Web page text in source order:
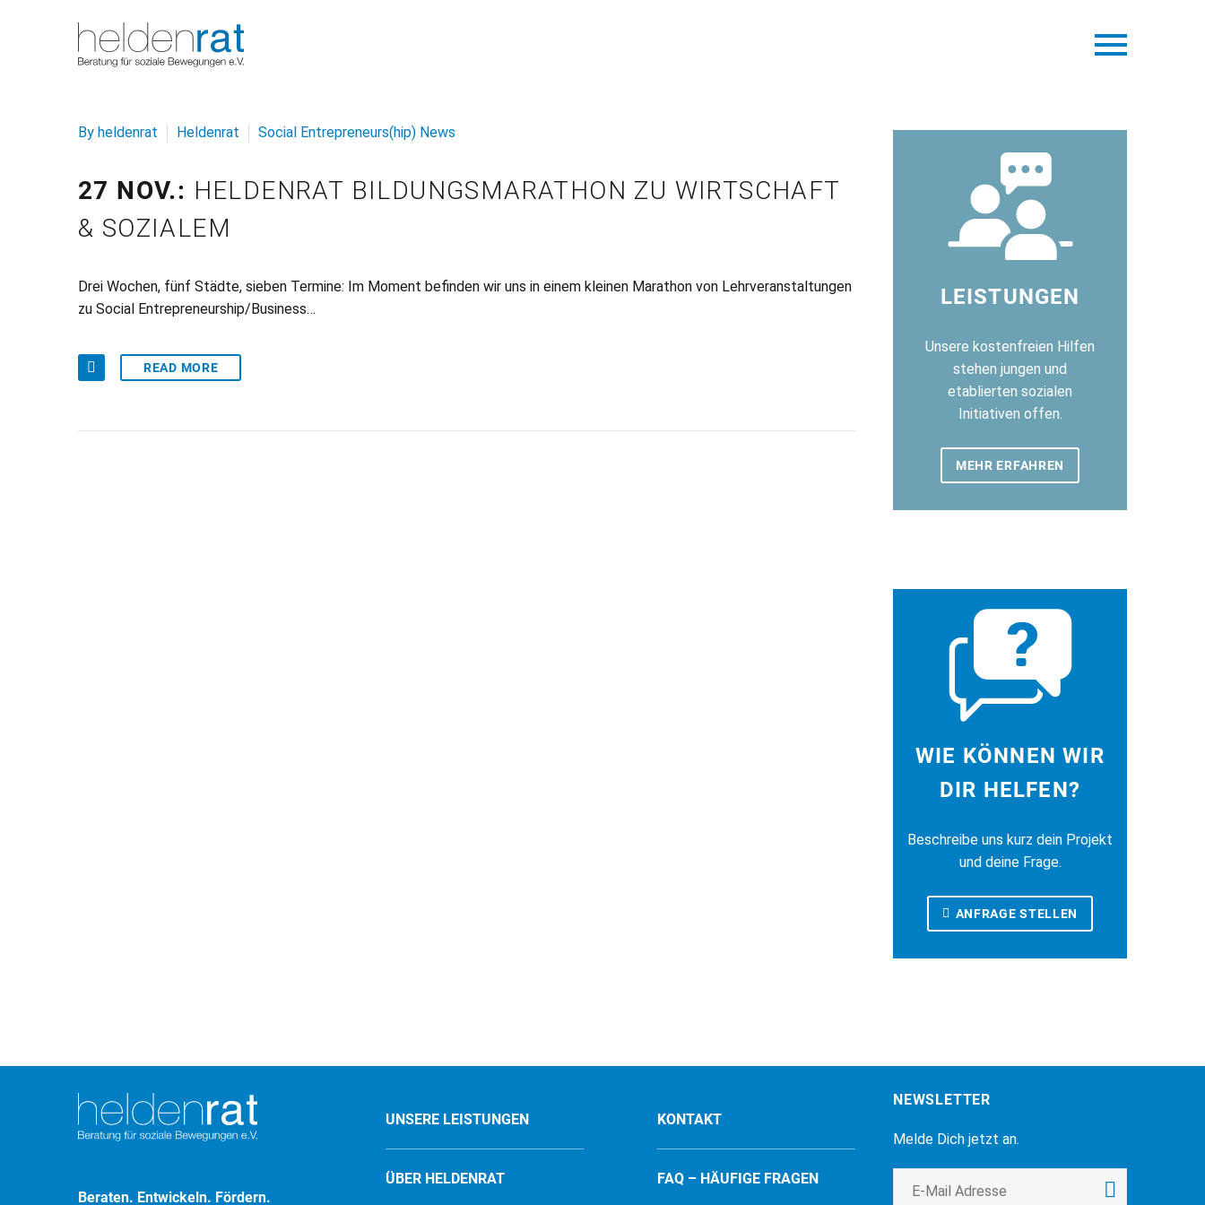
By heldenrat Heldenrat Social Entrepreneurs(hip) News
27 NOV.: HELDENRAT BILDUNGSMARATHON ZU WIRTSCHAFT
& SOZIALEM
Drei Wochen, fünf Städte, sieben Termine: Im Moment befinden wir uns in einem kleinen Marathon von Lehrveranstaltungen
zu Social Entrepreneurship/Business…
READ MORE
LEISTUNGEN
Unsere kostenfreien Hilfen
stehen jungen und
etablierten sozialen
Initiativen offen.
MEHR ERFAHREN
WIE KÖNNEN WIR
DIR HELFEN?
Beschreibe uns kurz dein Projekt
und deine Frage.
ANFRAGE STELLEN
Beraten. Entwickeln. Fördern.
UNSERE LEISTUNGEN
ÜBER HELDENRAT
KONTAKT
FAQ – HÄUFIGE FRAGEN
NEWSLETTER
Melde Dich jetzt an.